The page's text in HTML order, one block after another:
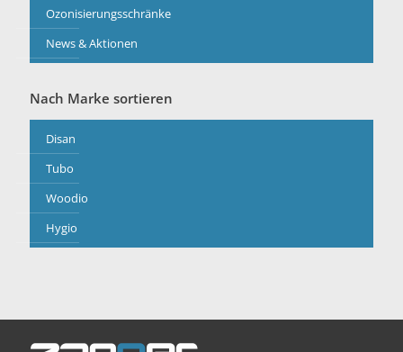
Ozonisierungsschränke
News & Aktionen
Nach Marke sortieren
Disan
Tubo
Woodio
Hygio